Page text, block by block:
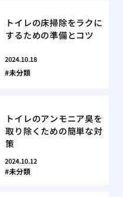
トイレの床掃除をラクに
するための準備とコツ
2024.10.18
未分類
トイレのアンモニア臭を
取り除くための簡単な対
策
2024.10.12
未分類